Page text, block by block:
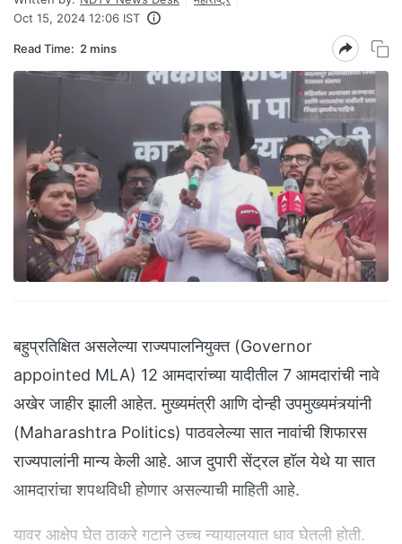
Oct 15, 2024 12:06 IST
Read Time: 2 mins
बहुप्रतिक्षित असलेल्या राज्यपालनियुक्त (Governor
appointed MLA) 12 आमदारांच्या यादीतील 7 आमदारांची नावे
अखेर जाहीर झाली आहेत. मुख्यमंत्री आणि दोन्ही उपमुख्यमंत्र्यांनी
(Maharashtra Politics) पाठवलेल्या सात नावांची शिफारस
राज्यपालांनी मान्य केली आहे. आज दुपारी सेंट्रल हॉल येथे या सात
आमदारांचा शपथविधी होणार असल्याची माहिती आहे.
यावर आक्षेप घेत ठाकरे गटाने उच्च न्यायालयात धाव घेतली होती.